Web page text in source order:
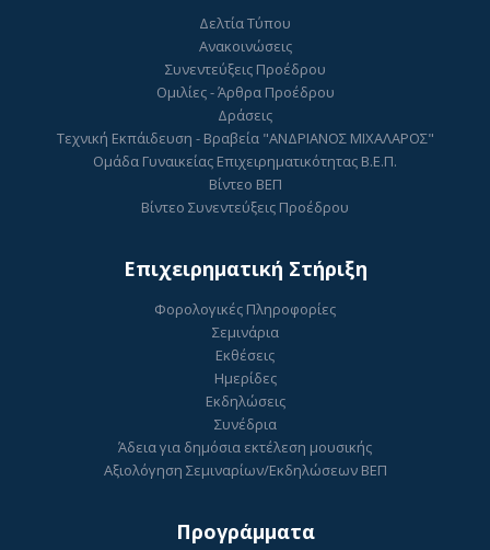
Δελτία Τύπου
Ανακοινώσεις
Συνεντεύξεις Προέδρου
Ομιλίες - Άρθρα Προέδρου
Δράσεις
Τεχνική Εκπάιδευση - Βραβεία "ΑΝΔΡΙΑΝΟΣ ΜΙΧΑΛΑΡΟΣ"
Ομάδα Γυναικείας Επιχειρηματικότητας Β.Ε.Π.
Βίντεο ΒΕΠ
Βίντεο Συνεντεύξεις Προέδρου
Επιχειρηματική Στήριξη
Φορολογικές Πληροφορίες
Σεμινάρια
Εκθέσεις
Ημερίδες
Εκδηλώσεις
Συνέδρια
Άδεια για δημόσια εκτέλεση μουσικής
Αξιολόγηση Σεμιναρίων/Εκδηλώσεων ΒΕΠ
Προγράμματα